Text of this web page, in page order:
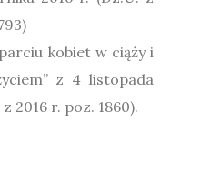
kobiet w ciąży i
z 4 listopada
2016 r. poz. 1860).